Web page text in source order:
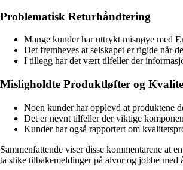
Problematisk Returhåndtering
Mange kunder har uttrykt misnøye med
Det fremheves at selskapet er rigide når
I tillegg har det vært tilfeller der
Misligholdte Produktløfter og
Noen kunder har opplevd at produktene
Det er nevnt tilfeller der viktige
Kunder har også rapportert om
Sammenfattende viser disse kommentarene at
ta slike tilbakemeldinger på alvor og jobbe